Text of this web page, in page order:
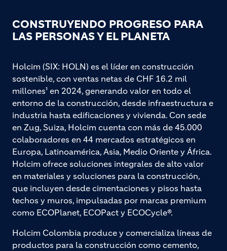
CONSTRUYENDO PROGRESO PARA
LAS PERSONAS Y EL PLANETA
Holcim (SIX: HOLN) es el líder en construcción
sostenible, con ventas netas de CHF 16.2 mil
millones¹ en 2024, generando valor en todo el
entorno de la construcción, desde infraestructura e
industria hasta edificaciones y vivienda. Con sede
en Zug, Suiza, Holcim cuenta con más de 45.000
colaboradores en 44 mercados estratégicos en
Europa, Latinoamérica, Asia, Medio Oriente y África.
Holcim ofrece soluciones integrales de alto valor
en materiales y soluciones para la construcción,
que incluyen desde cimentaciones y pisos hasta
techos y muros, impulsadas por marcas premium
como ECOPlanet, ECOPact y ECOCycle®.
Holcim Colombia produce y comercializa líneas de
productos para la construcción como cemento,